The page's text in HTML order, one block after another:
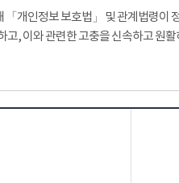
개인정보 보호법」 및 관계법령이
고, 이와 관련한 고충을 신속하고 원